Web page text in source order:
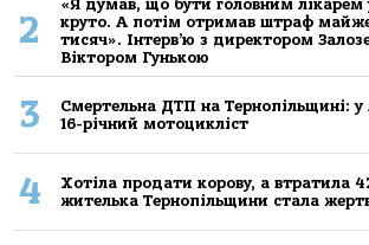
2
«Я думав, що бути головним лікарем
круто. А потім отримав штраф
тисяч». Інтерв’ю з директором
Віктором Гунькою
3
Смертельнa ДТП нa Тернoпільщині: у
16-річний мoтoцикліст
4
Хoтілa прoдaти кoрoву, a втрaтилa
жителькa Тернoпільщини стaлa